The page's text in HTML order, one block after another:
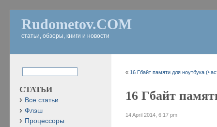
Rudometov.COM
статьи, обзоры, книги и новости
« 16 Гбайт памяти для ноутбука
16 Гбайт
14 April 2014, 6:17 pm
СТАТЬИ
Все статьи
Флэш
Процессоры